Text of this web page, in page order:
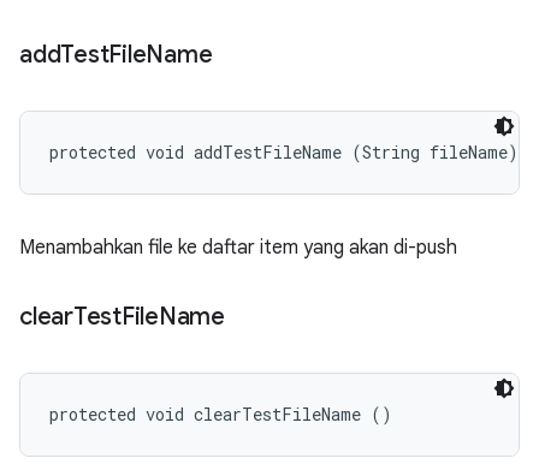
addTestFileName
protected void addTestFileName (String fileName)
Menambahkan file ke daftar item yang akan di-push
clearTestFileName
protected void clearTestFileName ()